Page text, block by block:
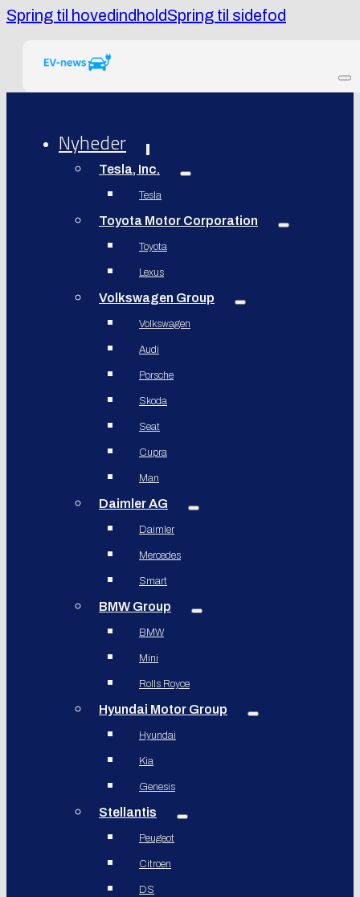
Spring til hovedindholdSpring til sidefod
Nyheder
Tesla, Inc.
Tesla
Toyota Motor Corporation
Toyota
Lexus
Volkswagen Group
Volkswagen
Audi
Porsche
Skoda
Seat
Cupra
Man
Daimler AG
Daimler
Mercedes
Smart
BMW Group
BMW
Mini
Rolls Royce
Hyundai Motor Group
Hyundai
Kia
Genesis
Stellantis
Peugeot
Citroen
DS